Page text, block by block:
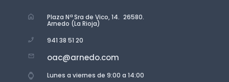
Plaza Nª Sra de Vico, 14. 26580.
Arnedo (La Rioja)
941 38 51 20
oac@arnedo.com
Lunes a viernes de 9:00 a 14:00